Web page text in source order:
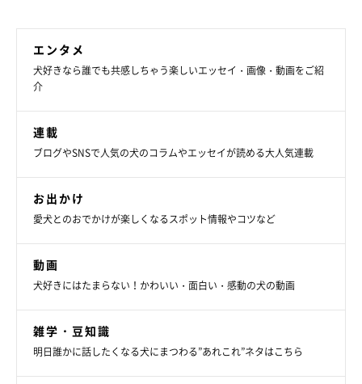
エンタメ
犬好きなら誰でも共感しちゃう楽しいエッセイ・画像・動画をご紹
介
連載
ブログやSNSで人気の犬のコラムやエッセイが読める大人気連載
お出かけ
愛犬とのおでかけが楽しくなるスポット情報やコツなど
動画
犬好きにはたまらない！かわいい・面白い・感動の犬の動画
雑学・豆知識
明日誰かに話したくなる犬にまつわる”あれこれ”ネタはこちら